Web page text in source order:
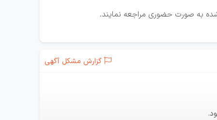
شده به صورت حضوری مراجعه نمایند.
گزارش مشکل آگهی